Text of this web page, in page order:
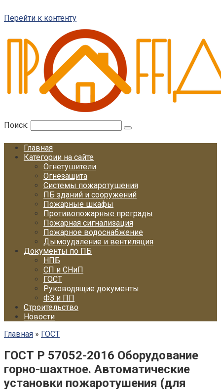
Перейти к контенту
Поиск:
Главная
Категории на сайте
Огнетушители
Огнезащита
Системы пожаротушения
ПБ зданий и сооружений
Пожарные шкафы
Противопожарные преграды
Пожарная сигнализация
Пожарное водоснабжение
Дымоудаление и вентиляция
Документы по ПБ
НПБ
СП и СНиП
ГОСТ
Руководящие документы
ФЗ и ПП
Строительство
Новости
Главная » ГОСТ
ГОСТ Р 57052-2016 Оборудование
горно-шахтное. Автоматические
установки пожаротушения (для